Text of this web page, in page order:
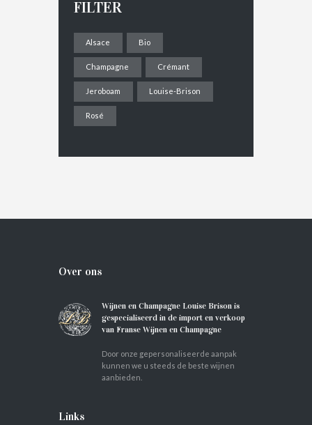
FILTER
Alsace Bio
Champagne Crémant
Jeroboam Louise-Brison
Rosé
Over ons
Wijnen en Champagne Louise Brison is
gespecialiseerd in de import en verkoop
van Franse Wijnen en Champagne
Door onze gepersonaliseerde aanpak
kunnen we u steeds de beste wijnen
aanbieden.
Links